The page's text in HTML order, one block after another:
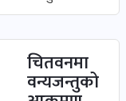
चितवनमा
वन्यजन्तुको